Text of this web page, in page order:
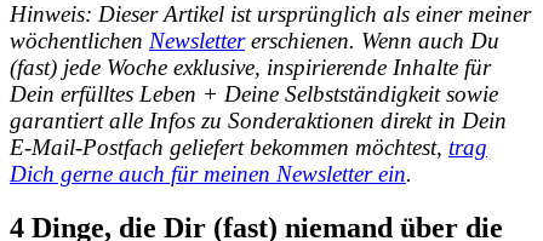
Hinweis: Dieser Artikel ist ursprünglich als einer meiner
wöchentlichen Newslettererschienen. Wenn auch Du
(fast) jede Woche exklusive, inspirierende Inhalte für
Dein erfülltes Leben + Deine Selbstständigkeit sowie
garantiert alle Infos zu Sonderaktionen direkt in Dein
E-Mail-Postfach geliefert bekommen möchtest, trag
Dich gerne auch für meinen Newsletter ein.
4 Dinge, die Dir (fast) niemand über die